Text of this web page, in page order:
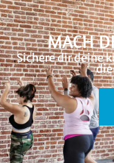
MACH
Sichere dir deine
die